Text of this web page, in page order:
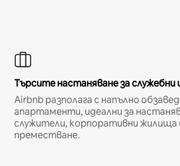
Търсите настаняване за служебни
Airbnb разполага с напълно
апартаменти, идеални за
служители, корпоративни жилища
преместване.